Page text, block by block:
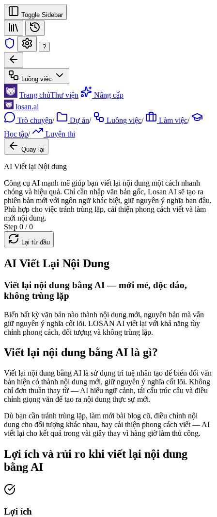
Toggle Sidebar
?
Luồng việc
Trang chủThư viện
Nâng cấp
losan.ai
Trò chuyện/ Dự án/ Luồng việc/ Làm việc/
Học tập/ Luyện thi
Quay lại
AI Viết lại Nội dung
Công cụ AI mạnh mẽ giúp bạn viết lại nội dung một cách nhanh
chóng và hiệu quả. Chỉ cần nhập văn bản gốc, Losan AI sẽ tạo ra
phiên bản mới với ngôn ngữ khác biệt, giữ nguyên ý nghĩa ban đầu.
Phù hợp cho việc tránh trùng lặp, cải thiện phong cách viết và làm
mới nội dung.
Step 0 / 0
Lại từ đầu
AI Viết Lại Nội Dung
Viết lại nội dung bằng AI — mới mẻ, độc đáo,
không trùng lặp
Biến bất kỳ văn bản nào thành nội dung mới, nguyên bản mà vẫn
giữ nguyên ý nghĩa cốt lõi. LOSAN AI viết lại với khả năng tùy
chỉnh phong cách, đối tượng và không trùng lặp.
Viết lại nội dung bằng AI là gì?
Viết lại nội dung bằng AI là sử dụng trí tuệ nhân tạo để biến đổi văn
bản hiện có thành nội dung mới, giữ nguyên ý nghĩa cốt lõi. Không
chỉ đơn thuần thay từ — AI hiểu ngữ cảnh, tái cấu trúc câu và điều
chỉnh giọng văn để tạo ra nội dung thực sự mới.
Dù bạn cần tránh trùng lặp, làm mới bài blog cũ, điều chỉnh nội
dung cho đối tượng khác nhau, hay cải thiện phong cách viết — AI
viết lại cho kết quả trong vài giây thay vì hàng giờ làm thủ công.
Lợi ích và rủi ro khi viết lại nội dung
bằng AI
Lợi ích